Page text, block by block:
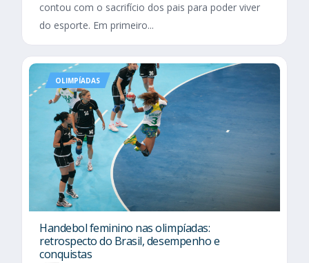
contou com o sacrifício dos pais para poder viver
do esporte. Em primeiro...
OLIMPÍADAS
Handebol feminino nas olimpíadas:
retrospecto do Brasil, desempenho e
conquistas